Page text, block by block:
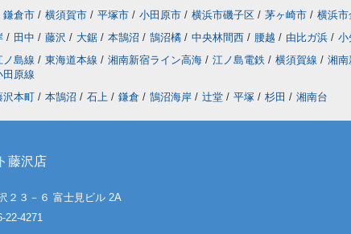
鎌倉市 / 横須賀市 / 平塚市 / 小田原市 / 横浜市磯子区 / 茅ヶ崎市 / 横浜市
/ 田中 / 藤沢 / 大鋸 / 本鵠沼 / 鵠沼橘 / 中央林間西 / 腰越 / 由比ガ浜 / 小
ノ島線 / 東海道本線 / 湘南新宿ライン高海 / 江ノ島電鉄 / 横須賀線 / 湘南
田原線
沢本町 / 本鵠沼 / 石上 / 鎌倉 / 鵠沼海岸 / 辻堂 / 平塚 / 杉田 / 湘南台
藤沢店
２３－６ 富士見ビル 2A
4271